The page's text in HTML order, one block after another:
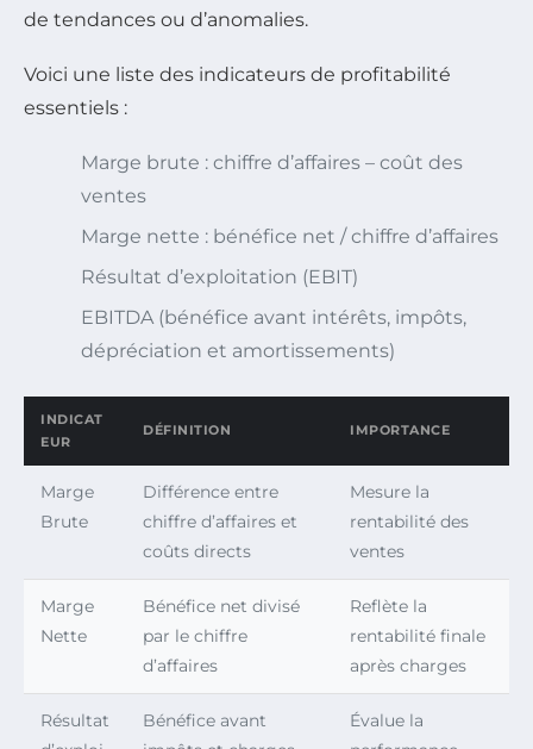
de tendances ou d’anomalies.
Voici une liste des indicateurs de profitabilité
essentiels :
Marge brute : chiffre d’affaires – coût des
ventes
Marge nette : bénéfice net / chiffre d’affaires
Résultat d’exploitation (EBIT)
EBITDA (bénéfice avant intérêts, impôts,
dépréciation et amortissements)
INDICAT
EUR
DÉFINITION IMPORTANCE
Marge
Brute
Différence entre
chiffre d’affaires et
coûts directs
Mesure la
rentabilité des
ventes
Marge
Nette
Bénéfice net divisé
par le chiffre
d’affaires
Reflète la
rentabilité finale
après charges
Résultat
Bénéfice avant
Évalue la